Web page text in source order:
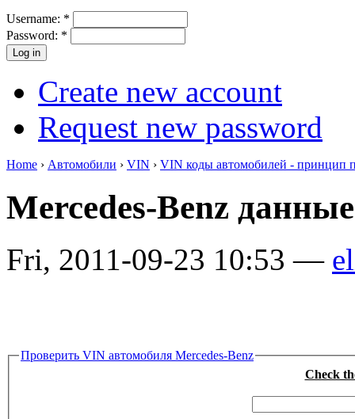
Username: *
Password: *
Create new account
Request new password
Home › Автомобили › VIN › VIN коды автомобилей - принцип
Mercedes-Benz
Fri, 2011-09-23 10:53 —
Проверить VIN автомобиля Mercedes-Benz
Check